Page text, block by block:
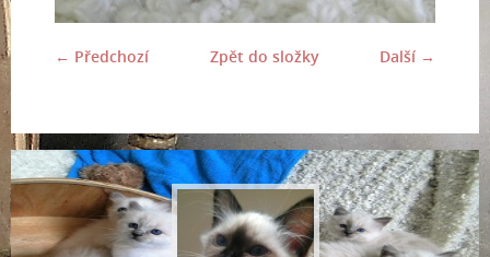
← Předchozí Další →
Zpět do složky